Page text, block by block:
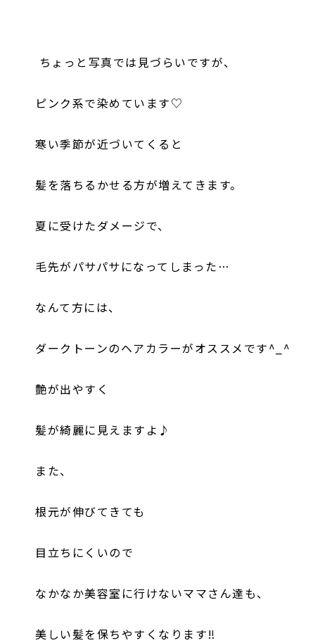
ちょっと写真では見づらいですが、
ピンク系で染めています♡
寒い季節が近づいてくると
髪を落ちるかせる方が増えてきます。
夏に受けたダメージで、
毛先がパサパサになってしまった…
なんて方には、
ダークトーンのヘアカラーがオススメです^_^
艶が出やすく
髪が綺麗に見えますよ♪
また、
根元が伸びてきても
目立ちにくいので
なかなか美容室に行けないママさん達も、
美しい髪を保ちやすくなります‼︎